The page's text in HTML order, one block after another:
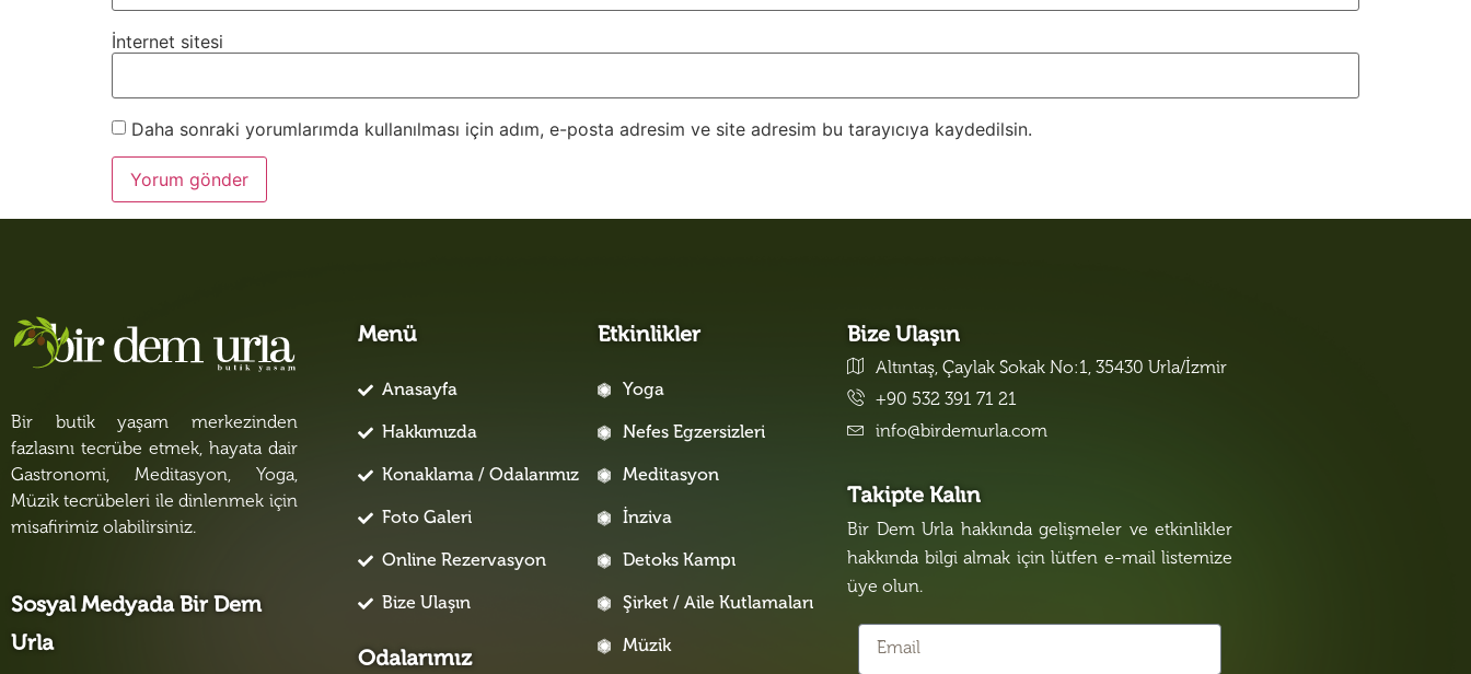
İnternet sitesi
Daha sonraki yorumlarımda kullanılması için adım, e-posta adresim ve site adresim bu tarayıcıya kaydedilsin.
Bir butik yaşam merkezinden
fazlasını tecrübe etmek, hayata dair
Gastronomi, Meditasyon, Yoga,
Müzik tecrübeleri ile dinlenmek için
misafirimiz olabilirsiniz.
Sosyal Medyada Bir Dem
Urla
Menü
Anasayfa
Hakkımızda
Konaklama / Odalarımız
Foto Galeri
Online Rezervasyon
Bize Ulaşın
Odalarımız
Etkinlikler
Yoga
Nefes Egzersizleri
Meditasyon
İnziva
Detoks Kampı
Şirket / Aile Kutlamaları
Müzik
Bize Ulaşın
Altıntaş, Çaylak Sokak No:1, 35430 Urla/İzmir
+90 532 391 71 21
info@birdemurla.com
Takipte Kalın
Bir Dem Urla hakkında gelişmeler ve etkinlikler
hakkında bilgi almak için lütfen e-mail listemize
üye olun.